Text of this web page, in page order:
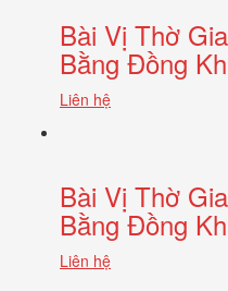
Bài Vị Thờ
Bằng Đồng
Liên hệ
Bài Vị Thờ
Bằng Đồng
Liên hệ